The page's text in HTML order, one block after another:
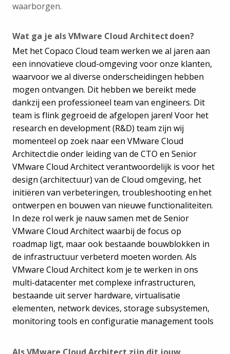
waarborgen.
Wat ga je als VMware Cloud Architect doen?
Met het Copaco Cloud team werken we al jaren aan
een innovatieve cloud-omgeving voor onze klanten,
waarvoor we al diverse onderscheidingen hebben
mogen ontvangen. Dit hebben we bereikt mede
dankzij een professioneel team van engineers. Dit
team is flink gegroeid de afgelopen jaren! Voor het
research en development (R&D) team zijn wij
momenteel op zoek naar een VMware Cloud
Architect die onder leiding van de CTO en Senior
VMware Cloud Architect verantwoordelijk is voor het
design (architectuur) van de Cloud omgeving, het
initiëren van verbeteringen, troubleshooting en het
ontwerpen en bouwen van nieuwe functionaliteiten.
In deze rol werk je nauw samen met de Senior
VMware Cloud Architect waarbij de focus op
roadmap ligt, maar ook bestaande bouwblokken in
de infrastructuur verbeterd moeten worden. Als
VMware Cloud Architect kom je te werken in ons
multi-datacenter met complexe infrastructuren,
bestaande uit server hardware, virtualisatie
elementen, network devices, storage subsystemen,
monitoring tools en configuratie management tools